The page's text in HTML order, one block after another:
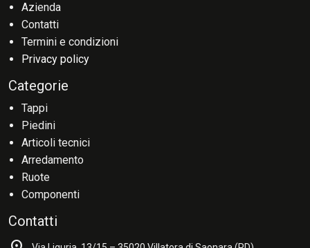
Azienda
Contatti
Termini e condizioni
Privacy policy
Categorie
Tappi
Piedini
Articoli tecnici
Arredamento
Ruote
Componenti
Contatti